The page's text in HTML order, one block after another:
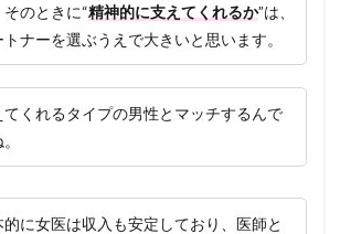
そのときに“精神的に支えてくれるか”は、
トナーを選ぶうえで大きいと思います。
てくれるタイプの男性とマッチするんで
的に女医は収入も安定しており、医師と